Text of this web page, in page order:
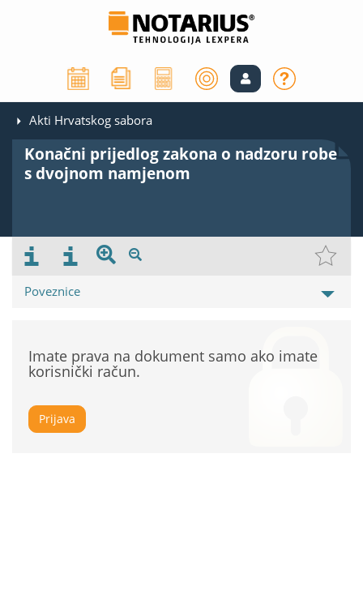
Akti Hrvatskog sabora
Konačni prijedlog zakona o nadzoru robe
s dvojnom namjenom
Poveznice
Imate prava na dokument samo ako imate
korisnički račun.
Prijava